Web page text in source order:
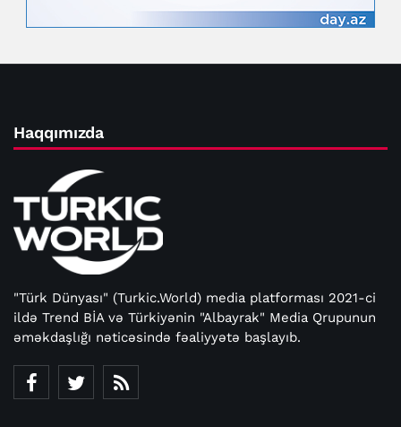
Haqqımızda
"Türk Dünyası" (Turkic.World) media platforması 2021-ci
ildə Trend BİA və Türkiyənin "Albayrak" Media Qrupunun
əməkdaşlığı nəticəsində fəaliyyətə başlayıb.